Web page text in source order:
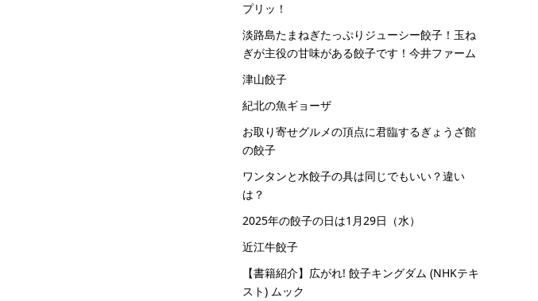
プリッ！
淡路島たまねぎたっぷりジューシー餃子！玉ね
ぎが主役の甘味がある餃子です！今井ファーム
津山餃子
紀北の魚ギョーザ
お取り寄せグルメの頂点に君臨するぎょうざ館
の餃子
ワンタンと水餃子の具は同じでもいい？違い
は？
2025年の餃子の日は1月29日（水）
近江牛餃子
【書籍紹介】広がれ! 餃子キングダム (NHKテキ
スト) ムック